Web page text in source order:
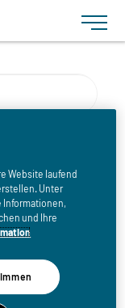
Toggle
Website laufend
Unter
Informationen,
und Ihre